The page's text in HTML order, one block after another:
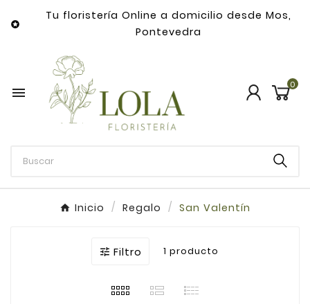

Tu floristería Online a domicilio desde Mos,
Pontevedra
 0
Inicio Regalo San Valentín
 Filtro 1 producto